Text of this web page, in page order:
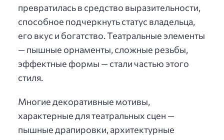
превратилась в средство выразительности,
способное подчеркнуть статус владельца,
его вкус и богатство. Театральные элементы
— пышные орнаменты, сложные резьбы,
эффектные формы — стали частью этого
стиля.
Многие декоративные мотивы,
характерные для театральных сцен —
пышные драпировки, архитектурные